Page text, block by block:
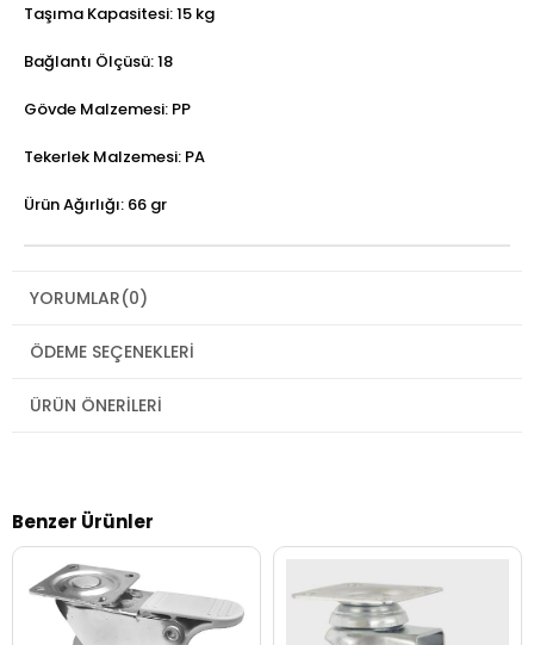
Taşıma Kapasitesi: 15 kg
Bağlantı Ölçüsü: 18
Gövde Malzemesi: PP
Tekerlek Malzemesi: PA
Ürün Ağırlığı: 66 gr
YORUMLAR(0)
ÖDEME SEÇENEKLERI
ÜRÜN ÖNERILERI
Benzer Ürünler